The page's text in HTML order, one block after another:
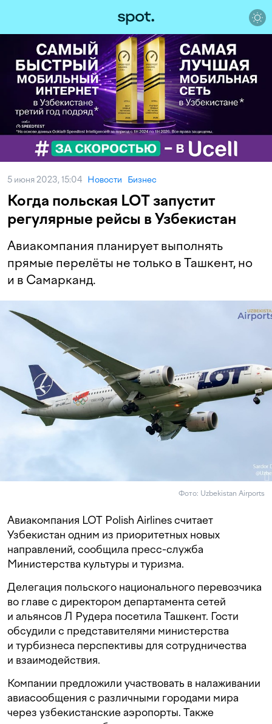
5 июня 2023, 15:04 Новости Бизнес
Когда польская LOT запустит
регулярные рейсы в Узбекистан
Авиакомпания планирует выполнять
прямые перелёты не только в Ташкент, но
и в Самарканд.
Фото: Uzbekistan Airports
Авиакомпания LOT Polish Airlines считает
Узбекистан одним из приоритетных новых
направлений, сообщила пресс-служба
Министерства культуры и туризма.
Делегация польского национального перевозчика
во главе с директором департамента сетей
и альянсов Л Рудера посетила Ташкент. Гости
обсудили с представителями министерства
и турбизнеса перспективы для сотрудничества
и взаимодействия.
Компании предложили участвовать в налаживании
авиасообщения с различными городами мира
через узбекистанские аэропорты. Также